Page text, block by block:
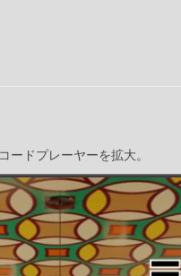
ードプレーヤーを拡大。